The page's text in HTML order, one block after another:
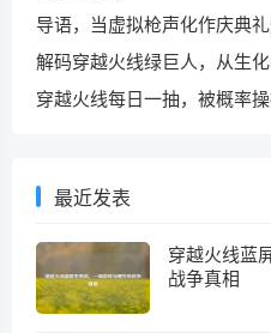
导语，当虚拟枪声化作庆典
解码穿越火线绿巨人，从生
穿越火线每日一抽，被概率
最近发表
穿越火线蓝
战争真相